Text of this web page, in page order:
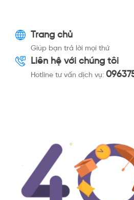
Trang chủ
Giúp bạn trả lời mọi thứ
Liên hệ với chúng tôi
Hotline tư vấn dịch vụ: